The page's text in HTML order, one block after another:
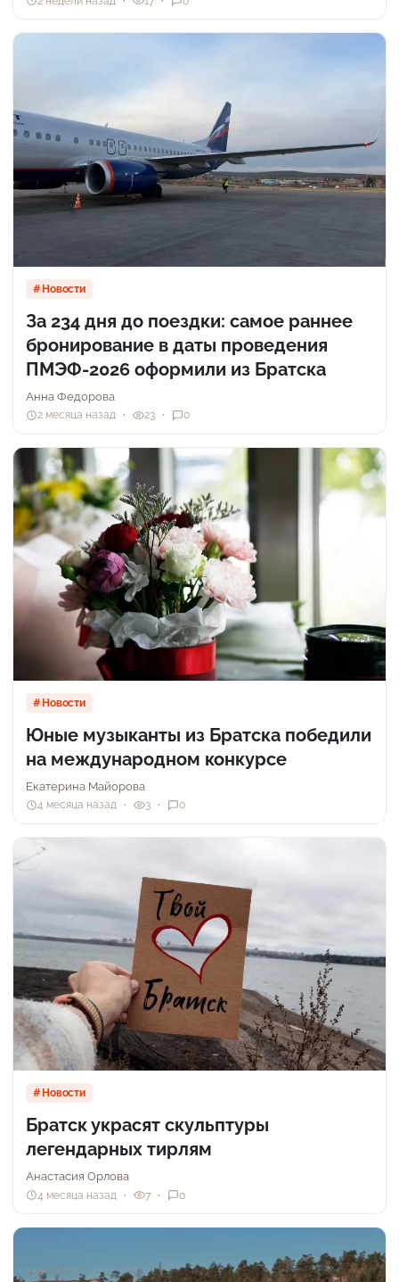
Новости
За 234 дня до поездки: самое раннее
бронирование в даты проведения
ПМЭФ-2026 оформили из Братска
Анна Федорова
2 месяца назад 23 0
Новости
Юные музыканты из Братска победили
на международном конкурсе
Екатерина Майорова
4 месяца назад 3 0
Новости
Братск украсят скульптуры
легендарных тирлям
Анастасия Орлова
4 месяца назад 7 0